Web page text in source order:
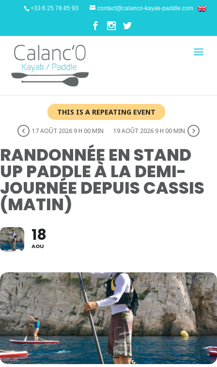
+33 6 25 78 85 93 contact@calanco-kayak-paddle.com
THIS IS A REPEATING EVENT
17 AOÛT 2026 9 H 00 MIN 19 AOÛT 2026 9 H 00 MIN
RANDONNÉE EN STAND
UP PADDLE À LA DEMI-
JOURNÉE DEPUIS CASSIS
(MATIN)
18
AOU